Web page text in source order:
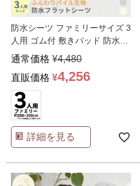
防水シーツ ファミリーサイズ 3
人用 ゴム付 敷きパッド 防水布
団カバー 20…
通常価格 ¥4,480
直販価格 ¥4,256
詳細を見る